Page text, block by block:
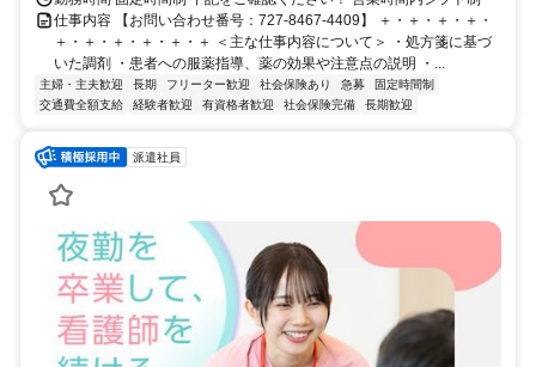
仕事内容 【お問い合わせ番号：727-8467-4409】 ＋・＋・＋・＋・
＋・＋・＋・＋・＋・＋ ＜主な仕事内容について＞ ・処方箋に基づ
いた調剤 ・患者への服薬指導、薬の効果や注意点の説明 ・...
主婦・主夫歓迎 長期 フリーター歓迎 社会保険あり 急募
固定時間制
交通費全額支給
経験者歓迎 有資格者歓迎 社会保険完備 長期歓迎
派遣社員